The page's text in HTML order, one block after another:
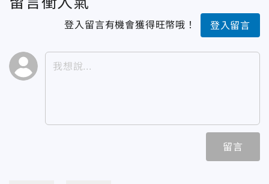
登入留言有機會獲得旺幣哦！ 登入留言
留言